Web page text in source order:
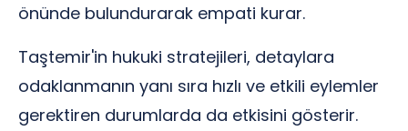
önünde bulundurarak empati kurar.
Taştemir'in hukuki stratejileri, detaylara
odaklanmanın yanı sıra hızlı ve etkili eylemler
gerektiren durumlarda da etkisini gösterir.